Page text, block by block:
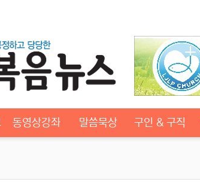
동영상강좌 말씀묵상 구인 & 구직